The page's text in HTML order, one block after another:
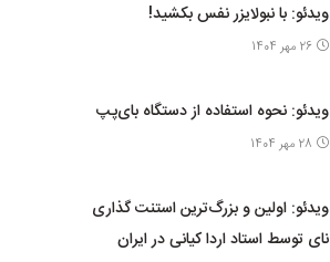
ویدئو: با نبولایزر نفس بکشید!
26 مهر 1404
ویدئو: نحوه استفاده از دستگاه بای‌پپ
28 مهر 1404
ویدئو: اولین و بزرگ‌ترین استنت گذاری
نای توسط استاد اردا کیانی در ایران